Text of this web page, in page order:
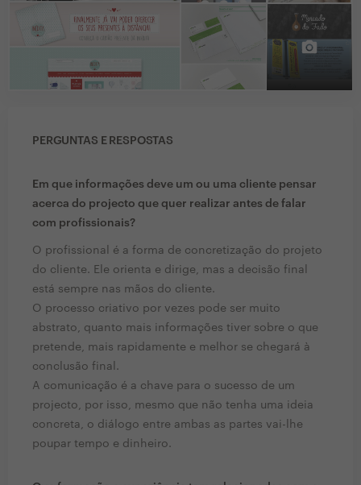
PERGUNTAS E RESPOSTAS
Em que informações deve um ou uma cliente pensar
acerca do projecto que quer realizar antes de falar
com profissionais?
O profissional é a forma de concretização do projeto
do cliente. Ele orienta e dirige, mas a decisão final
está sempre nas mãos do cliente.
O processo criativo por vezes pode ser muito
abstrato, quanto mais informações tiver sobre o que
pretende, mais rapidamente e melhor se chegará à
conclusão final.
A comunicação é a chave para o sucesso de um
projecto, por isso, mesmo que não tenha uma ideia
concreta, o diálogo entre ambas as partes vai-lhe
poupar tempo e dinheiro.